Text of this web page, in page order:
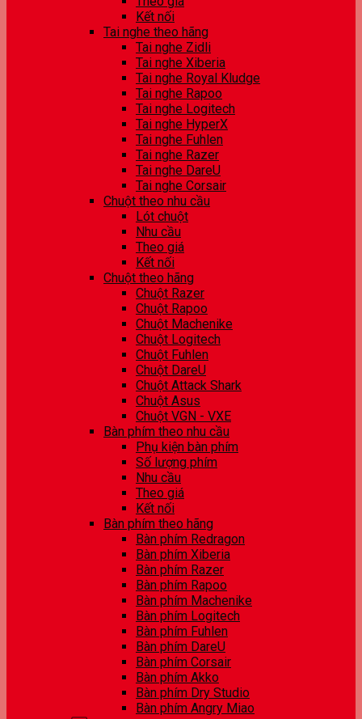
Kết nối
Tai nghe theo hãng
Tai nghe Zidli
Tai nghe Xiberia
Tai nghe Royal Kludge
Tai nghe Rapoo
Tai nghe Logitech
Tai nghe HyperX
Tai nghe Fuhlen
Tai nghe Razer
Tai nghe DareU
Tai nghe Corsair
Chuột theo nhu cầu
Lót chuột
Nhu cầu
Theo giá
Kết nối
Chuột theo hãng
Chuột Razer
Chuột Rapoo
Chuột Machenike
Chuột Logitech
Chuột Fuhlen
Chuột DareU
Chuột Attack Shark
Chuột Asus
Chuột VGN - VXE
Bàn phím theo nhu cầu
Phụ kiện bàn phím
Số lượng phím
Nhu cầu
Theo giá
Kết nối
Bàn phím theo hãng
Bàn phím Redragon
Bàn phím Xiberia
Bàn phím Razer
Bàn phím Rapoo
Bàn phím Machenike
Bàn phím Logitech
Bàn phím Fuhlen
Bàn phím DareU
Bàn phím Corsair
Bàn phím Akko
Bàn phím Dry Studio
Bàn phím Angry Miao